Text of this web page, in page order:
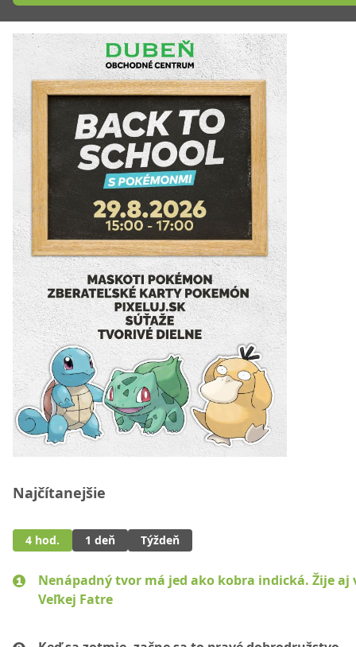
Najčítanejšie
4 hod. 1 deň Týždeň
Nenápadný tvor má jed ako kobra indická. Žije aj
Veľkej Fatre